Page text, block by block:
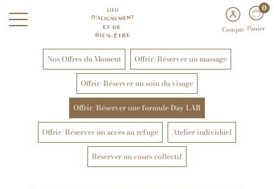
Compte
0
Panier
Nos Offres du Moment Offrir/Réserver un massage
Offrir/Réserver un soin du visage
Offrir/Réserver une formule Day LAB
Offrir/Réserver un accès au refuge Atelier individuel
Réserver un cours collectif